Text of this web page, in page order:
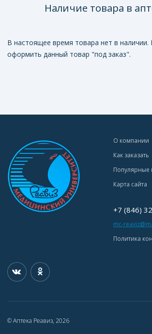
Наличие товара в
В настоящее время товара нет в
оформить данный товар "под заказ".
О компании
Как заказать
Популярные
Карта сайта
+7 (846)
mc-
Политика
© Аптека Реавиз, 2026